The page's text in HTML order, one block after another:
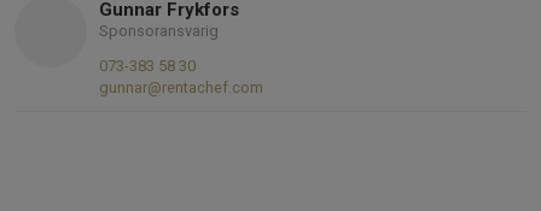
Gunnar Frykfors
Sponsoransvarig
073-383 58 30
gunnar@rentachef.com